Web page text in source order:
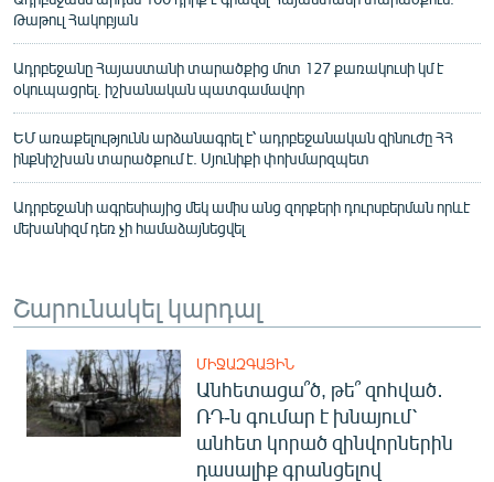
Թաթուլ Հակոբյան
Ադրբեջանը Հայաստանի տարածքից մոտ 127 քառակուսի կմ է
օկուպացրել. իշխանական պատգամավոր
ԵՄ առաքելությունն արձանագրել է՝ ադրբեջանական զինուժը ՀՀ
ինքնիշխան տարածքում է. Սյունիքի փոխմարզպետ
Ադրբեջանի ագրեսիայից մեկ ամիս անց զորքերի դուրսբերման որևէ
մեխանիզմ դեռ չի համաձայնեցվել
Շարունակել կարդալ
ՄԻՋԱԶԳԱՅԻՆ
Անհետացա՞ծ, թե՞ զոհված․
ՌԴ-ն գումար է խնայում՝
անհետ կորած զինվորներին
դասալիք գրանցելով